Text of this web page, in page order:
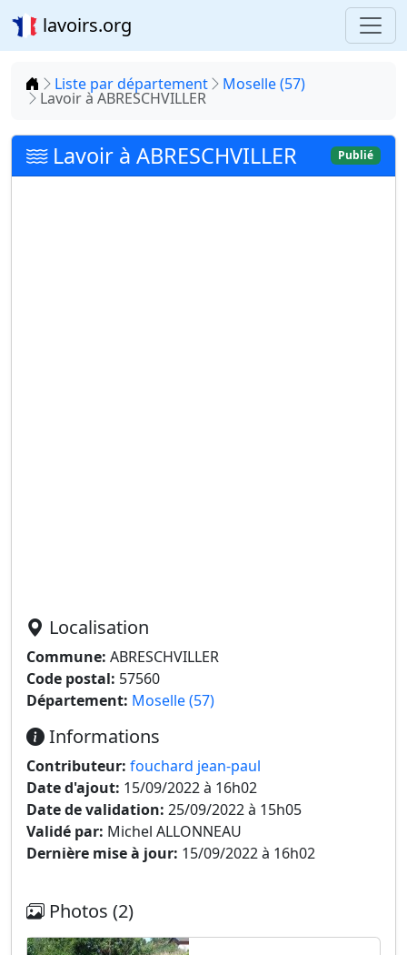
lavoirs.org
Accueil
Liste par département Moselle (57)
Lavoir à ABRESCHVILLER
Lavoir à ABRESCHVILLER Publié
Localisation
Commune: ABRESCHVILLER
Code postal: 57560
Département: Moselle (57)
Informations
Contributeur: fouchard jean-paul
Date d'ajout: 15/09/2022 à 16h02
Date de validation: 25/09/2022 à 15h05
Validé par: Michel ALLONNEAU
Dernière mise à jour: 15/09/2022 à 16h02
Photos (2)